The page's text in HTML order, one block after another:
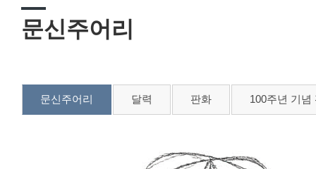
문신주어리
문신주어리 달력 판화 100주년 기념